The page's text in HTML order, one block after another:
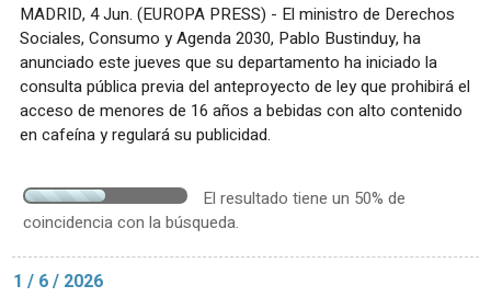
MADRID, 4 Jun. (EUROPA PRESS) - El ministro de Derechos
Sociales, Consumo y Agenda 2030, Pablo Bustinduy, ha
anunciado este jueves que su departamento ha iniciado la
consulta pública previa del anteproyecto de ley que prohibirá el
acceso de menores de 16 años a bebidas con alto contenido
en cafeína y regulará su publicidad.
El resultado tiene un 50% de
coincidencia con la búsqueda.
1 / 6 / 2026